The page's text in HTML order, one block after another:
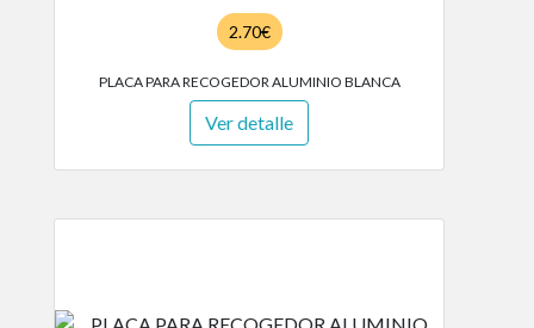
2.70€
PLACA PARA RECOGEDOR ALUMINIO BLANCA
Ver detalle